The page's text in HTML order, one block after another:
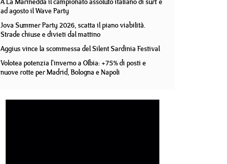
ad agosto il Wave Party
Jova Summer Party 2026, scatta il piano viabilità.
Strade chiuse e divieti dal mattino
Aggius vince la scommessa del Silent Sardinia Festival
Volotea potenzia l'inverno a Olbia: +75% di posti e
nuove rotte per Madrid, Bologna e Napoli